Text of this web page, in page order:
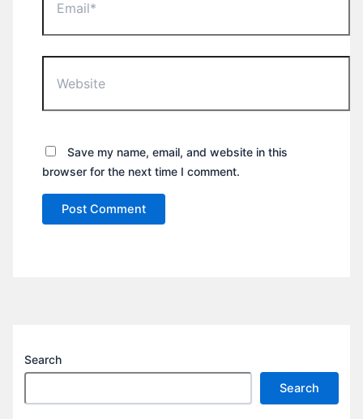
Save my name, email, and website in this
browser for the next time I comment.
Search
Search